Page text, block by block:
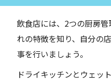
飲食店には、2つの厨房
れの特徴を知り、自分の
事を行いましょう。
ドライキッチンとウェッ